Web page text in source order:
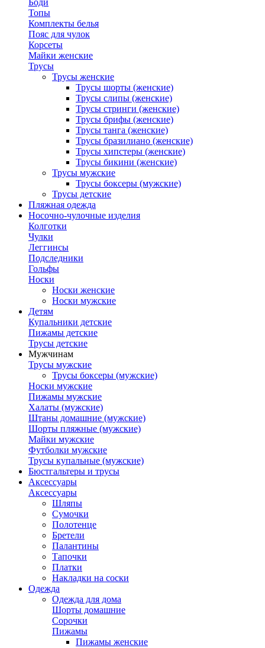
Боди
Топы
Комплекты белья
Пояс для чулок
Корсеты
Майки женские
Трусы
Трусы женские
Трусы шорты (женские)
Трусы слипы (женские)
Трусы стринги (женские)
Трусы брифы (женские)
Трусы танга (женские)
Трусы бразилиано (женские)
Трусы хипстеры (женские)
Трусы бикини (женские)
Трусы мужские
Трусы боксеры (мужские)
Трусы детские
Пляжная одежда
Носочно-чулочные изделия
Колготки
Чулки
Леггинсы
Подследники
Гольфы
Носки
Носки женские
Носки мужские
Детям
Купальники детские
Пижамы детские
Трусы детские
Мужчинам
Трусы мужские
Трусы боксеры (мужские)
Носки мужские
Пижамы мужские
Халаты (мужские)
Штаны домашние (мужские)
Шорты пляжные (мужские)
Майки мужские
Футболки мужские
Трусы купальные (мужские)
Бюстгальтеры и трусы
Аксессуары
Аксессуары
Шляпы
Сумочки
Полотенце
Бретели
Палантины
Тапочки
Платки
Накладки на соски
Одежда
Одежда для дома
Шорты домашние
Сорочки
Пижамы
Пижамы женские